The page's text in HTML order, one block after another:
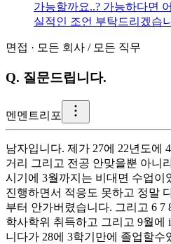
가능할까요..? 가능하다면
실적인 조언 부탁드리겠습
면접 · 모든 회사 / 모든 직무
Q. 질문드립니다.
멘 멘트리포
남자입니다. 제가 27에 22년도에
거리 그리고 전공 안맞을뿐 아니
시기에 3월까지는 비대면 수업이
진행하면서 적응도 못하고 정말
부터 안가버렸습니다. 그리고 6 7
학사학위 취득하고 그리고 9월에
니다가 28에 3학기만에 졸업할수